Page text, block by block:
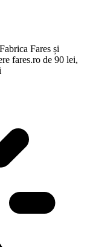
Fares și
fares.ro de 90 lei,